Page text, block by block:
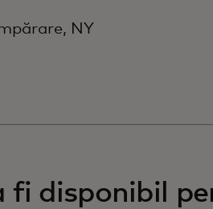
NY
fi disponibil